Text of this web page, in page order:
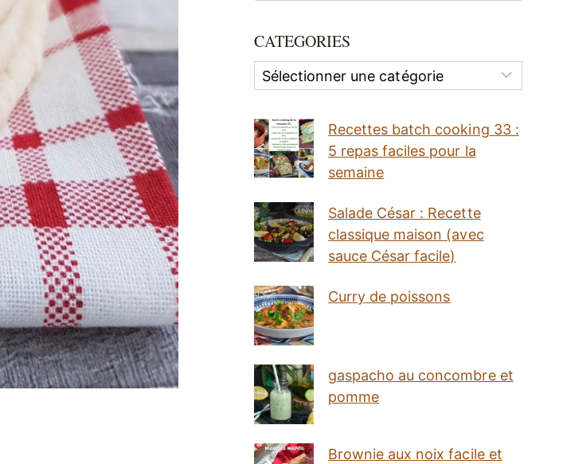
CATEGORIES
Categories
Recettes batch cooking 33 :
5 repas faciles pour la
semaine
Salade César : Recette
classique maison (avec
sauce César facile)
Curry de poissons
gaspacho au concombre et
pomme
Brownie aux noix facile et